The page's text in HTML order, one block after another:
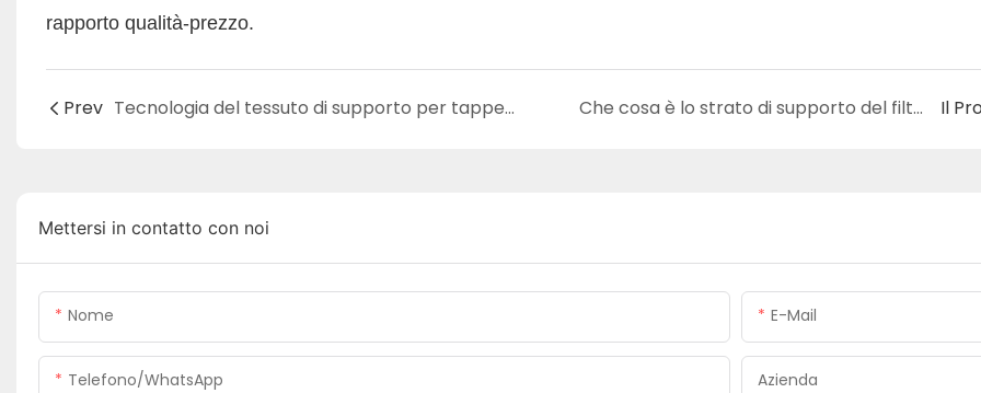
rapporto qualità-prezzo.
Prev Tecnologia del tessuto di supporto per tappeti Yuzhimu: miglioramento della resistenza e della stabilità dei tappeti Che cosa è lo strato di supporto del filtro Yuzhimu non tessuto? Il
Mettersi in contatto con noi
Nome E-Mail
Telefono/WhatsApp Azienda